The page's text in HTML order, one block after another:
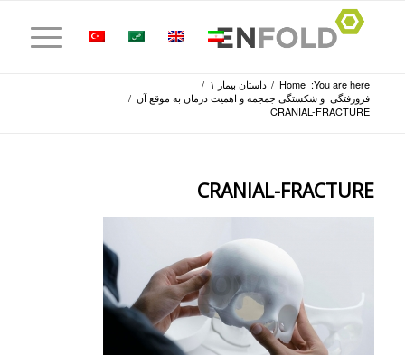
You are here:
Home
/ داستان بیمار ۱
/
فرورفتگی و شکستگی جمجمه و اهمیت درمان به موقع آن /
CRANIAL-FRACTURE
CRANIAL-FRACTURE